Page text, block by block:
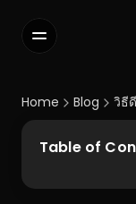
FAQs
Select Language
Home Blog วิธี
Table of